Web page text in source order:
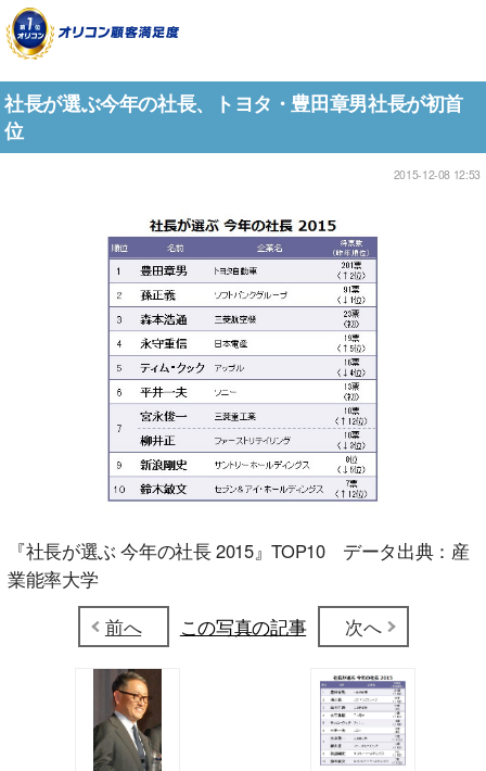
社長が選ぶ今年の社長、トヨタ・豊田章男社長が初首
位
2015-12-08 12:53
『社長が選ぶ 今年の社長 2015』TOP10 データ出典：産
業能率大学
前へ
この写真の記事 次へ